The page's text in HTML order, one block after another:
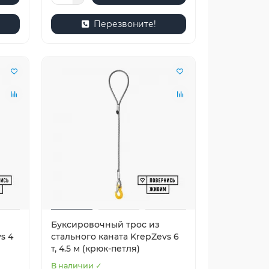
Перезвоните!
4
Буксировочный трос из
стального каната KrepZevs 6
т, 4.5 м (крюк-петля)
В наличии ✓